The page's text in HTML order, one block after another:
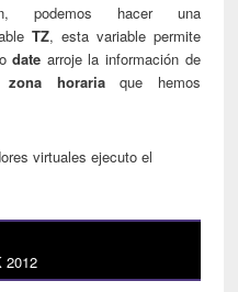
podemos hacer una
TZ, esta variable permite
date arroje la información de
zona horariaque hemos
virtuales ejecuto el
2012